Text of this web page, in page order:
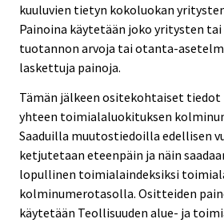
kuuluvien tietyn kokoluokan
Painoina käytetään joko yritysten
tuotannon arvoja tai otanta-
laskettuja painoja.
Tämän jälkeen ositekohtaiset
yhteen toimialaluokituksen
Saaduilla muutostiedoilla edellisen
ketjutetaan eteenpäin ja näin
lopullinen toimialaindeksiksi
kolminumerotasolla. Ositteiden
käytetään Teollisuuden alue- ja